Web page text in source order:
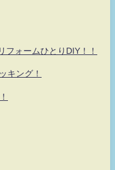
フォームひとりDIY！！
キング！